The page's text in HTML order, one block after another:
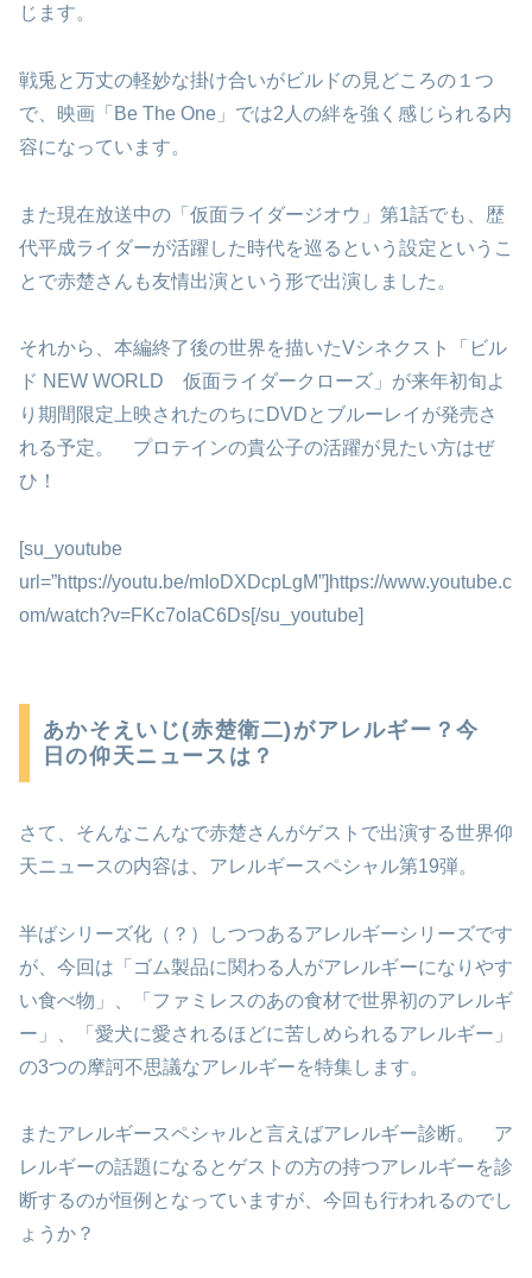
じます。
戦兎と万丈の軽妙な掛け合いがビルドの見どころの１つ
で、映画「Be The One」では2人の絆を強く感じられる内
容になっています。
また現在放送中の「仮面ライダージオウ」第1話でも、歴
代平成ライダーが活躍した時代を巡るという設定というこ
とで赤楚さんも友情出演という形で出演しました。
それから、本編終了後の世界を描いたVシネクスト「ビル
ド NEW WORLD 仮面ライダークローズ」が来年初旬よ
り期間限定上映されたのちにDVDとブルーレイが発売さ
れる予定。 プロテインの貴公子の活躍が見たい方はぜ
ひ！
[su_youtube
url=”https://youtu.be/mIoDXDcpLgM”]https://www.youtube.c
om/watch?v=FKc7oIaC6Ds[/su_youtube]
あかそえいじ(赤楚衛二)がアレルギー？今
日の仰天ニュースは？
さて、そんなこんなで赤楚さんがゲストで出演する世界仰
天ニュースの内容は、アレルギースペシャル第19弾。
半ばシリーズ化（？）しつつあるアレルギーシリーズです
が、今回は「ゴム製品に関わる人がアレルギーになりやす
い食べ物」、「ファミレスのあの食材で世界初のアレルギ
ー」、「愛犬に愛されるほどに苦しめられるアレルギー」
の3つの摩訶不思議なアレルギーを特集します。
またアレルギースペシャルと言えばアレルギー診断。 ア
レルギーの話題になるとゲストの方の持つアレルギーを診
断するのが恒例となっていますが、今回も行われるのでし
ょうか？